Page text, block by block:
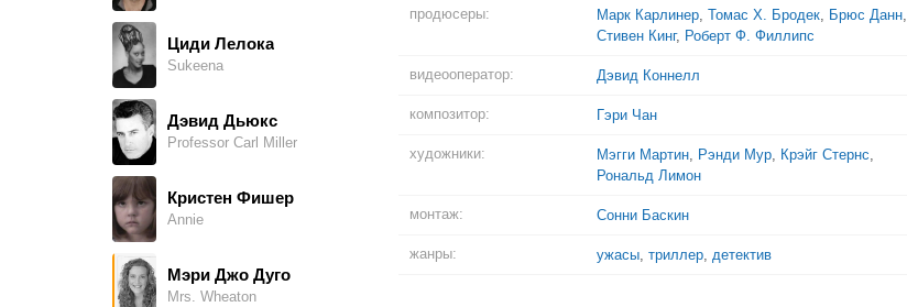
Циди Лелока
Sukeena
Дэвид Дьюкс
Professor Carl Miller
Кристен Фишер
Annie
Мэри Джо Дуго
Mrs. Wheaton
продюсеры: Марк Карлинер, Томас Х. Бродек, Брюс Данн,
Стивен Кинг, Роберт Ф. Филлипс
видеооператор: Дэвид Коннелл
композитор: Гэри Чан
художники: Мэгги Мартин, Рэнди Мур, Крэйг Стернс,
Рональд Лимон
монтаж: Сонни Баскин
жанры: ужасы, триллер, детектив